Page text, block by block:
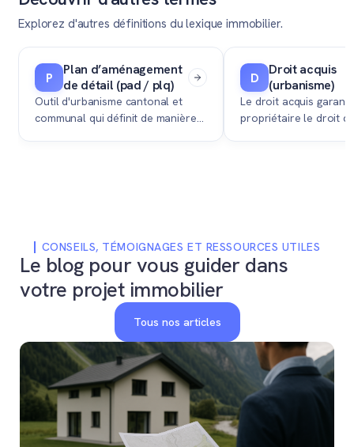
Explorez d'autres définitions du lexique immobilier.
P
Plan d’aménagement
de détail (pad / plq)
Outil d'urbanisme cantonal et
communal qui définit de manière
D
Droit acquis
(urbanisme)
Le droit acquis
propriétaire le droit
CONSEILS, TÉMOIGNAGES ET RESSOURCES UTILES
Le blog pour vous guider dans
votre projet immobilier
Tous nos articles